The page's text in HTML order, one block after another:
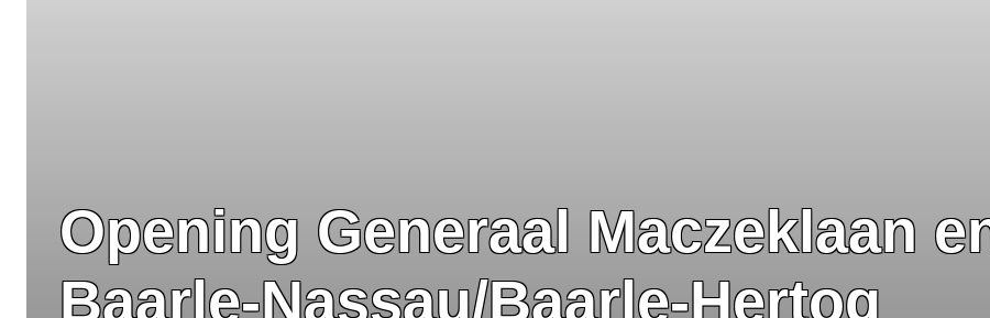
Opening Generaal Maczeklaan
Baarle-Nassau/Baarle-Hertog